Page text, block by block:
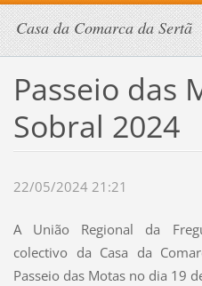
Casa da Comarca da Sertã
Passeio das
Sobral 2024
22/05/2024 21:21
A União Regional da
colectivo da Casa da
Passeio das Motas no dia 19